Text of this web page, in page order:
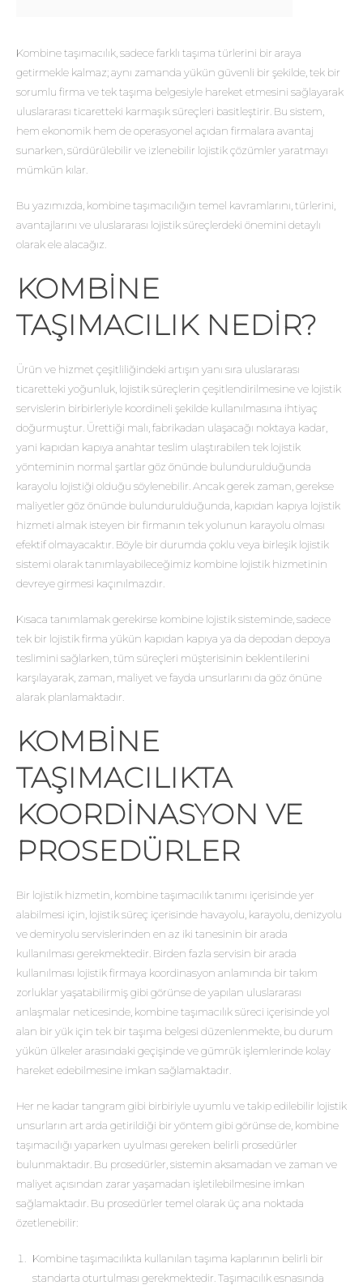
Kombine taşımacılık, sadece farklı taşıma türlerini bir araya
getirmekle kalmaz; aynı zamanda yükün güvenli bir şekilde, tek bir
sorumlu firma ve tek taşıma belgesiyle hareket etmesini sağlayarak
uluslararası ticaretteki karmaşık süreçleri basitleştirir. Bu sistem,
hem ekonomik hem de operasyonel açıdan firmalara avantaj
sunarken, sürdürülebilir ve izlenebilir lojistik çözümler yaratmayı
mümkün kılar.
Bu yazımızda, kombine taşımacılığın temel kavramlarını, türlerini,
avantajlarını ve uluslararası lojistik süreçlerdeki önemini detaylı
olarak ele alacağız.
KOMBINE
TAŞIMACILIK NEDIR?
Ürün ve hizmet çeşitliliğindeki artışın yanı sıra uluslararası
ticaretteki yoğunluk, lojistik süreçlerin çeşitlendirilmesine ve lojistik
servislerin birbirleriyle koordineli şekilde kullanılmasına ihtiyaç
doğurmuştur. Ürettiği malı, fabrikadan ulaşacağı noktaya kadar,
yani kapıdan kapıya anahtar teslim ulaştırabilen tek lojistik
yönteminin normal şartlar göz önünde bulundurulduğunda
karayolu lojistiği olduğu söylenebilir. Ancak gerek zaman, gerekse
maliyetler göz önünde bulundurulduğunda, kapıdan kapıya lojistik
hizmeti almak isteyen bir firmanın tek yolunun karayolu olması
efektif olmayacaktır. Böyle bir durumda çoklu veya birleşik lojistik
sistemi olarak tanımlayabileceğimiz kombine lojistik hizmetinin
devreye girmesi kaçınılmazdır.
Kısaca tanımlamak gerekirse kombine lojistik sisteminde, sadece
tek bir lojistik firma yükün kapıdan kapıya ya da depodan depoya
teslimini sağlarken, tüm süreçleri müşterisinin beklentilerini
karşılayarak, zaman, maliyet ve fayda unsurlarını da göz önüne
alarak planlamaktadır.
KOMBINE
TAŞIMACILIKTA
KOORDINASYON VE
PROSEDÜRLER
Bir lojistik hizmetin, kombine taşımacılık tanımı içerisinde yer
alabilmesi için, lojistik süreç içerisinde havayolu, karayolu, denizyolu
ve demiryolu servislerinden en az iki tanesinin bir arada
kullanılması gerekmektedir. Birden fazla servisin bir arada
kullanılması lojistik firmaya koordinasyon anlamında bir takım
zorluklar yaşatabilirmiş gibi görünse de yapılan uluslararası
anlaşmalar neticesinde, kombine taşımacılık süreci içerisinde yol
alan bir yük için tek bir taşıma belgesi düzenlenmekte, bu durum
yükün ülkeler arasındaki geçişinde ve gümrük işlemlerinde kolay
hareket edebilmesine imkan sağlamaktadır.
Her ne kadar tangram gibi birbiriyle uyumlu ve takip edilebilir lojistik
unsurların art arda getirildiği bir yöntem gibi görünse de, kombine
taşımacılığı yaparken uyulması gereken belirli prosedürler
bulunmaktadır. Bu prosedürler, sistemin aksamadan ve zaman ve
maliyet açısından zarar yaşamadan işletilebilmesine imkan
sağlamaktadır. Bu prosedürler temel olarak üç ana noktada
özetlenebilir:
Kombine taşımacılıkta kullanılan taşıma kaplarının belirli bir
standarta oturtulması gerekmektedir. Taşımacılık esnasında